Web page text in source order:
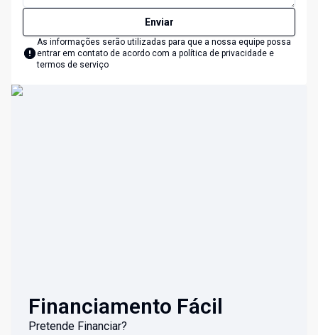
Enviar
As informações serão utilizadas para que a nossa equipe possa
entrar em contato de acordo com a política de privacidade e
termos de serviço
Financiamento Fácil
Pretende Financiar?